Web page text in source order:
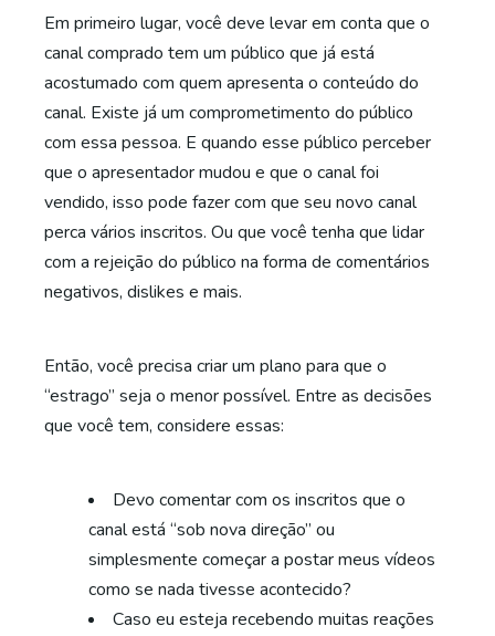
Em primeiro lugar, você deve levar em conta que o
canal comprado tem um público que já está
acostumado com quem apresenta o conteúdo do
canal. Existe já um comprometimento do público
com essa pessoa. E quando esse público perceber
que o apresentador mudou e que o canal foi
vendido, isso pode fazer com que seu novo canal
perca vários inscritos. Ou que você tenha que lidar
com a rejeição do público na forma de comentários
negativos, dislikes e mais.
Então, você precisa criar um plano para que o
“estrago” seja o menor possível. Entre as decisões
que você tem, considere essas:
Devo comentar com os inscritos que o
canal está “sob nova direção” ou
simplesmente começar a postar meus vídeos
como se nada tivesse acontecido?
Caso eu esteja recebendo muitas reações